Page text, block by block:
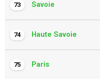
73 Savoie
74 Haute Savoie
75 Paris